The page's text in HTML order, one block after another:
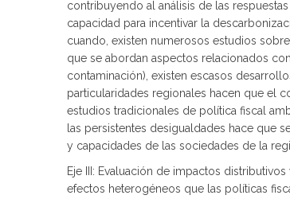
contribuyendo al análisis de las
capacidad para incentivar la
cuando, existen numerosos estudios
que se abordan aspectos relacionados
contaminación), existen escasos
particularidades regionales hacen que el
estudios tradicionales de política fiscal
las persistentes desigualdades hace que
y capacidades de las sociedades de la
Eje III: Evaluación de impactos
efectos heterogéneos que las políticas